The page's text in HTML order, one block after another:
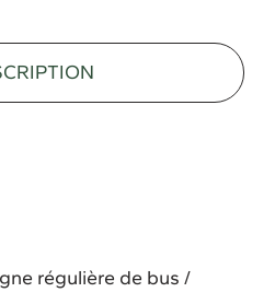
régulière de bus /